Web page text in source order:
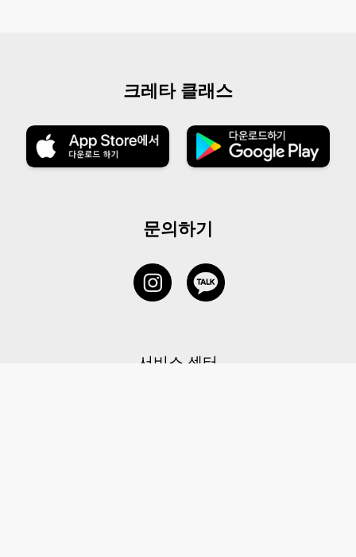
크레타 클래스
문의하기
서비스 센터